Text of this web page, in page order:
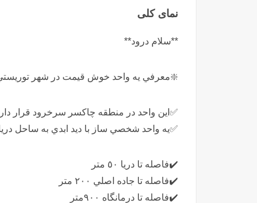
نمای کلی
**سلام درود**
❇️معرفي يه واحد خوش قيمت در شهر
✅اين واحد در منطقه چاكسر سرخرود قرار
✅يه واحد شخصي ساز با ديد ابدي به ساحل
✔️فاصله تا دريا ٥٠ متر
✔️فاصله تا جاده اصلي ٢٠٠ متر
✔️فاصله تا درمانگاه ٩٠٠متر